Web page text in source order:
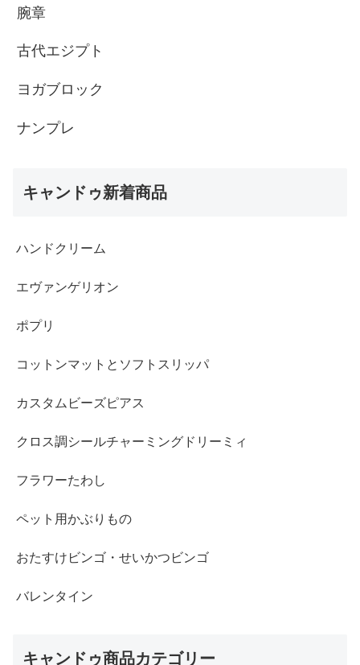
腕章
古代エジプト
ヨガブロック
ナンプレ
キャンドゥ新着商品
ハンドクリーム
エヴァンゲリオン
ポプリ
コットンマットとソフトスリッパ
カスタムビーズピアス
クロス調シールチャーミングドリーミィ
フラワーたわし
ペット用かぶりもの
おたすけビンゴ・せいかつビンゴ
バレンタイン
キャンドゥ商品カテゴリー